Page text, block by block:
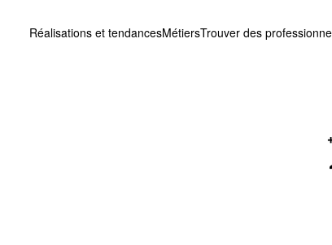
Réalisations et tendancesMétiersTrouver des